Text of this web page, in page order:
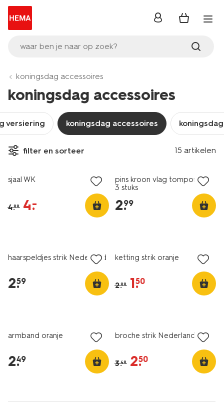
waar ben je naar op zoek?
inloggen
koningsdag accessoires
koningsdag accessoires
versiering koningsdag accessoires
filter en sorteer 15 artikelen
sale
sjaal WK
4.99 4.
–
pins kroon vlag tompouce -
3 stuks
2.
99
haarspeldjes strik Nederland
2.
59
ketting strik oranje
2.99 1.
50
armband oranje
2.
49
broche strik Nederland
3.49 2.
50